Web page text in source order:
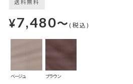
送料無料
¥7,480～(税込)
ベージュ ブラウン